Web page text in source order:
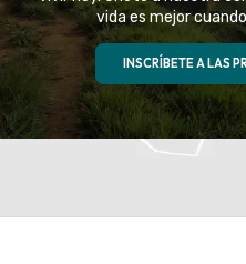
vida es mejor
INSCRÍBETE A LAS